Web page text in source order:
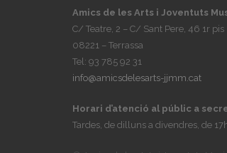
Amics de les Arts i Joventuts
C/ Teatre, 2 – C/ Sant Pere, 46 1r pis
08221 – Terrassa
Tel: 93 785 92 31
info@amicsdelesarts-jjmm.cat
Horari d’atenció al públic a
Tardes, de dilluns a divendres, de